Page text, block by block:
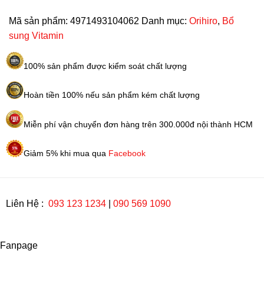
Chewable
180
số
Mã sản phẩm: 4971493104062 Danh mục: Orihiro, Bổ
sung Vitamin
100% sản phẩm được kiểm soát chất lượng
Hoàn tiền 100% nếu sản phẩm kém chất lượng
Miễn phí vận chuyển đơn hàng trên 300.000đ nội thành HCM
Giảm 5% khi mua qua Facebook
Liên Hệ : 093 123 1234 090 569 1090
Fanpage